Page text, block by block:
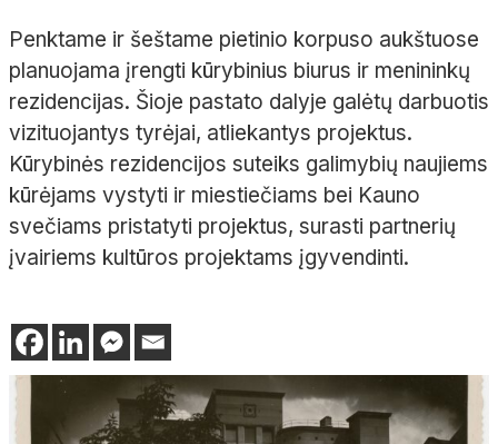
Penktame ir šeštame pietinio korpuso aukštuose
planuojama įrengti kūrybinius biurus ir menininkų
rezidencijas. Šioje pastato dalyje galėtų darbuotis
vizituojantys tyrėjai, atliekantys projektus.
Kūrybinės rezidencijos suteiks galimybių naujiems
kūrėjams vystyti ir miestiečiams bei Kauno
svečiams pristatyti projektus, surasti partnerių
įvairiems kultūros projektams įgyvendinti.